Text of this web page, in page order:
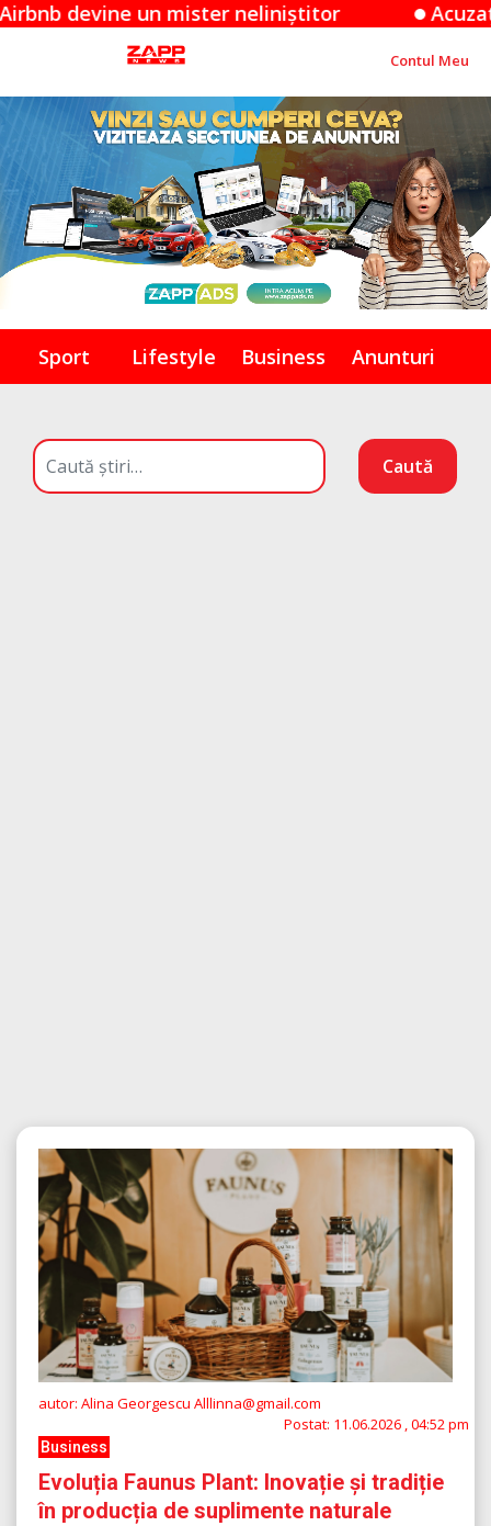
un mister neliniștitor Acuzațiile
Contul Meu
Sport Lifestyle Business Anunturi
Caută
autor: Alina Georgescu Alllinna@gmail.com
Postat: 11.06.2026 , 04:52 pm
Business
Evoluția Faunus Plant: Inovație și tradiție
în producția de suplimente naturale